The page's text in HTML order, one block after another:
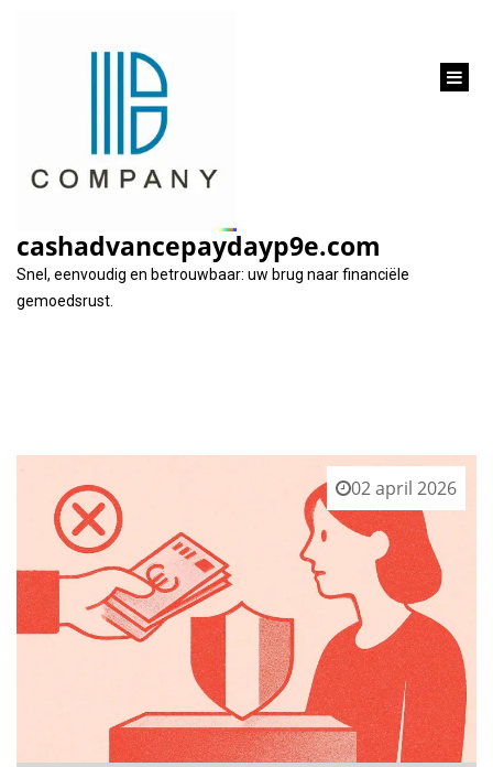
cashadvancepaydayp9e.com
Snel, eenvoudig en betrouwbaar: uw brug naar financiële
gemoedsrust.
Tag:
02 april 2026